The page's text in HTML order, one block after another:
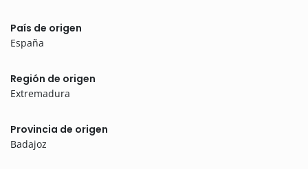
País de origen
España
Región de origen
Extremadura
Provincia de origen
Badajoz